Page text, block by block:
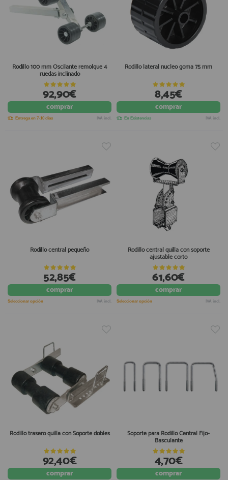
Rodillo 100 mm Oscilante remolque 4
ruedas inclinado
92,90€
comprar
Entrega en 7-10 días IVA incl.
Rodillo lateral nucleo goma 75 mm
8,45€
comprar
En Existencias IVA incl.
Rodillo central pequeño
52,85€
comprar
Seleccionar opción IVA incl.
Rodillo central quilla con soporte
ajustable corto
61,60€
comprar
Seleccionar opción IVA incl.
Rodillo trasero quilla con Soporte dobles
92,40€
comprar
Soporte para Rodillo Central Fijo-
Basculante
4,70€
comprar